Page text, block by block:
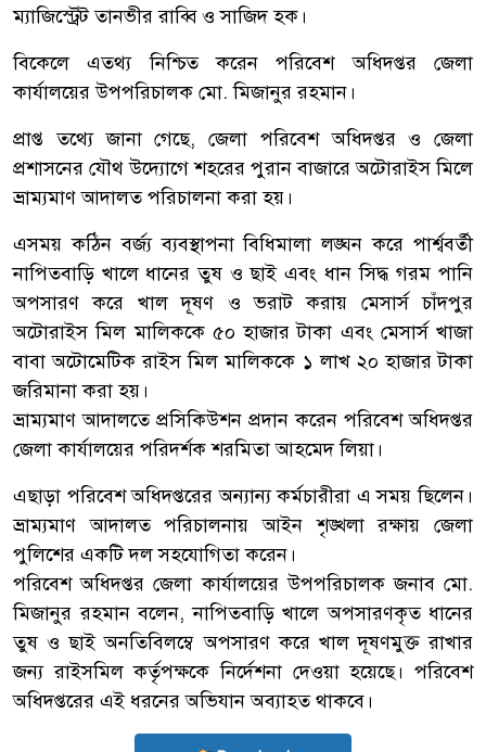
ম্যাজিস্ট্রেট তানভীর রাব্বি ও সাজিদ হক।
বিকেলে এতথ্য নিশ্চিত করেন পরিবেশ অধিদপ্তর জেলা
কার্যালয়ের উপপরিচালক মো. মিজানুর রহমান।
প্রাপ্ত তথ্যে জানা গেছে, জেলা পরিবেশ অধিদপ্তর ও জেলা
প্রশাসনের যৌথ উদ্যোগে শহরের পুরান বাজারে অটোরাইস মিলে
ভ্রাম্যমাণ আদালত পরিচালনা করা হয়।
এসময় কঠিন বর্জ্য ব্যবস্থাপনা বিধিমালা লঙ্ঘন করে পার্শ্ববর্তী
নাপিতবাড়ি খালে ধানের তুষ ও ছাই এবং ধান সিদ্ধ গরম পানি
অপসারণ করে খাল দূষণ ও ভরাট করায় মেসার্স চাঁদপুর
অটোরাইস মিল মালিককে ৫০ হাজার টাকা এবং মেসার্স খাজা
বাবা অটোমেটিক রাইস মিল মালিককে ১ লাখ ২০ হাজার টাকা
জরিমানা করা হয়।
ভ্রাম্যমাণ আদালতে প্রসিকিউশন প্রদান করেন পরিবেশ অধিদপ্তর
জেলা কার্যালয়ের পরিদর্শক শরমিতা আহমেদ লিয়া।
এছাড়া পরিবেশ অধিদপ্তরের অন্যান্য কর্মচারীরা এ সময় ছিলেন।
ভ্রাম্যমাণ আদালত পরিচালনায় আইন শৃঙ্খলা রক্ষায় জেলা
পুলিশের একটি দল সহযোগিতা করেন।
পরিবেশ অধিদপ্তর জেলা কার্যালয়ের উপপরিচালক জনাব মো.
মিজানুর রহমান বলেন, নাপিতবাড়ি খালে অপসারণকৃত ধানের
তুষ ও ছাই অনতিবিলম্বে অপসারণ করে খাল দূষণমুক্ত রাখার
জন্য রাইসমিল কর্তৃপক্ষকে নির্দেশনা দেওয়া হয়েছে। পরিবেশ
অধিদপ্তরের এই ধরনের অভিযান অব্যাহত থাকবে।